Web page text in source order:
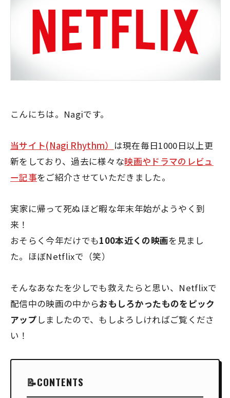
こんにちは。Nagiです。
当サイト(Nagi Rhythm） は現在毎日1000日以上更
新をしており、過去に様々な映画やドラマのレビュ
ー記事をご紹介させていただきました。
実家に帰って死ぬほど暇な年末年始がようやく到
来！
おそらく今年だけでも100本近くの映画を見まし
た。ほぼNetflixで（笑）
そんなあなたを少しでも救えたらと思い、Netflixで
配信中の映画の中からおもしろかったものをピック
アップ しましたので、もしよろしければご覧くださ
い！
CONTENTS